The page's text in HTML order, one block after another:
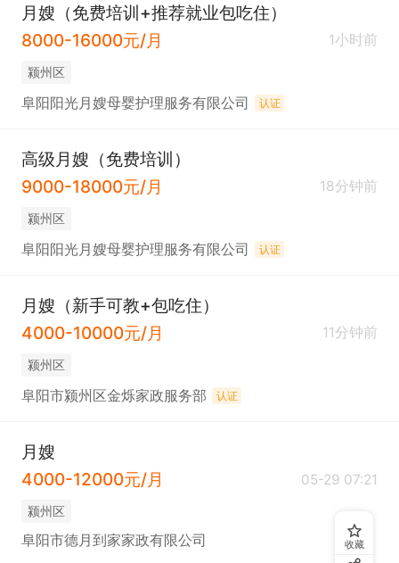
月嫂（免费培训+推荐就业包吃住）
8000-16000元/月
1小时前
颍州区
阜阳阳光月嫂母婴护理服务有限公司 认证
高级月嫂（免费培训）
9000-18000元/月
18分钟前
颍州区
阜阳阳光月嫂母婴护理服务有限公司 认证
月嫂（新手可教+包吃住）
4000-10000元/月
11分钟前
颍州区
阜阳市颍州区金烁家政服务部 认证
月嫂
4000-12000元/月
05-29 07:21
颍州区
阜阳市德月到家家政有限公司 收藏